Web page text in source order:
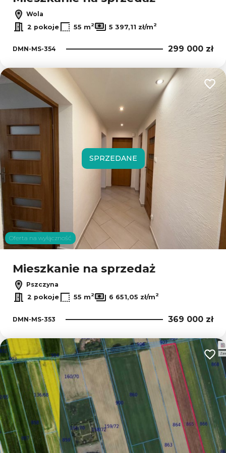
Wola
2 pokoje
55 m2 5 397,11 zł/m2
DMN-MS-354 299 000 zł
Oferta na wyłączność
SPRZEDANE
Mieszkanie na sprzedaż
Pszczyna
2 pokoje
55 m2 6 651,05 zł/m2
DMN-MS-353 369 000 zł